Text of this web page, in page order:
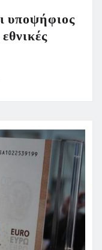
υποψήφιος